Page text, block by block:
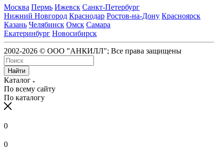
Москва Пермь Ижевск Санкт-Петербург
Нижний Новгород Краснодар Ростов-на-Дону Красноярск
Казань Челябинск Омск Самара
Екатеринбург Новосибирск
2002-2026 © ООО "АНКИЛЛ"; Все права защищены
Найти
Каталог
По всему сайту
По каталогу
0
0